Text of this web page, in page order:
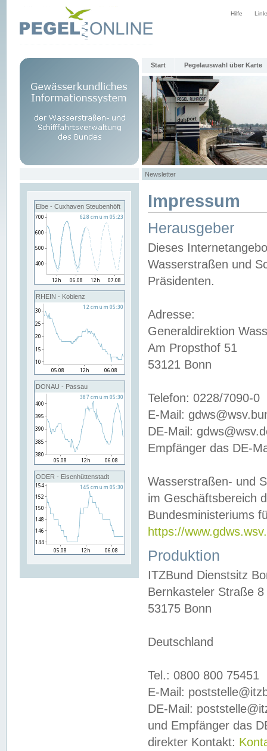
Hilfe
Start Pegelauswahl über Karte
Newsletter
Elbe - Cuxhaven Steubenhöft
RHEIN - Koblenz
DONAU - Passau
ODER - Eisenhüttenstadt
Impressum
Herausgeber
Dieses
Wasserstraßen und
Präsidenten.
Adresse:
Generaldirektion
Am Propsthof 51
53121 Bonn
Telefon: 0228/7090-0
E-Mail:
DE-Mail:
Empfänger das DE-
Wasserstraßen- und
im Geschäftsbereich
Bundesministeriums
https://
Produktion
ITZBund Dienstsitz
Bernkasteler Straße 8
53175 Bonn
Deutschland
Tel.: 0800 800 75451
E-Mail:
DE-Mail:
und Empfänger das
direkter Kontakt: